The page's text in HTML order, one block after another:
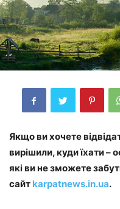
Якщо ви хочете
вирішили, куди їхати –
які ви не зможете
сайт karpatnews.in.ua.